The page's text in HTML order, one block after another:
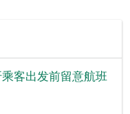
客出发前留意航班